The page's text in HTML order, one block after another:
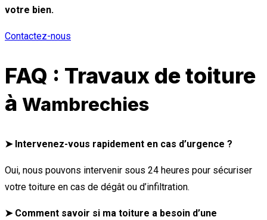
votre bien.
Contactez-nous
FAQ : Travaux de toiture
à Wambrechies
➤ Intervenez-vous rapidement en cas d’urgence ?
Oui, nous pouvons intervenir sous 24 heures pour sécuriser
votre toiture en cas de dégât ou d’infiltration.
➤ Comment savoir si ma toiture a besoin d’une